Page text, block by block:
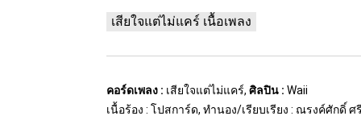
เสียใจแต่ไม่แคร์ เนื้อเพลง
คอร์ดเพลง : เสียใจแต่ไม่แคร์, ศิลปิน : Waii
เนื้อร้อง : โปสการ์ด, ทำนอง/เรียบเรียง : ณรงค์ศักดิ์